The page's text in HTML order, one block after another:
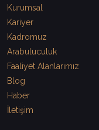
Kurumsal
Kariyer
Kadromuz
Arabuluculuk
Faaliyet Alanlarımız
Blog
Haber
İletişim